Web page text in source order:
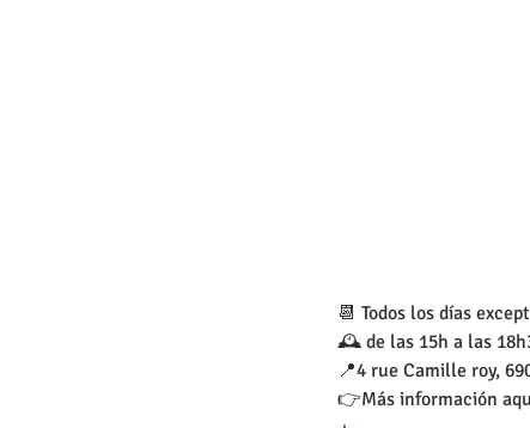
📆 Todos los días
🕰️ de las 15h a las
📍4 rue Camille roy,
👉Más información